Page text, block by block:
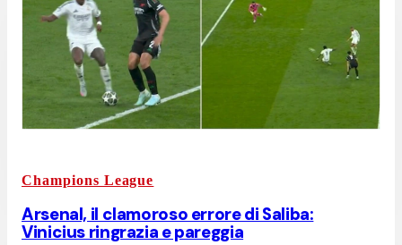
Champions League
Arsenal, il clamoroso errore di Saliba:
Vinicius ringrazia e pareggia